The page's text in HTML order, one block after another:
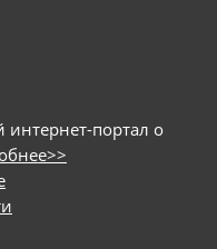
интернет-портал о